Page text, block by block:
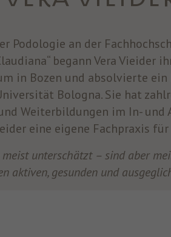
Podologie an der
begann Vera Vieider
in Bozen und absolvierte
Bologna. Sie hat
Weiterbildungen im In- und
eine eigene Fachpraxis
meist unterschätzt – sind aber
aktiven, gesunden und